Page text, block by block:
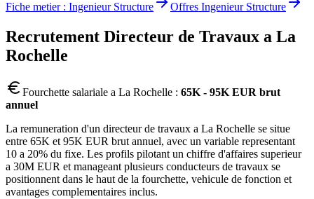
Fiche metier : Ingenieur Structure Offres Ingenieur Structure
Recrutement Directeur de Travaux a La
Rochelle
Fourchette salariale a La Rochelle : 65K - 95K EUR brut
annuel
La remuneration d'un directeur de travaux a La Rochelle se situe
entre 65K et 95K EUR brut annuel, avec un variable representant
10 a 20% du fixe. Les profils pilotant un chiffre d'affaires superieur
a 30M EUR et manageant plusieurs conducteurs de travaux se
positionnent dans le haut de la fourchette, vehicule de fonction et
avantages complementaires inclus.